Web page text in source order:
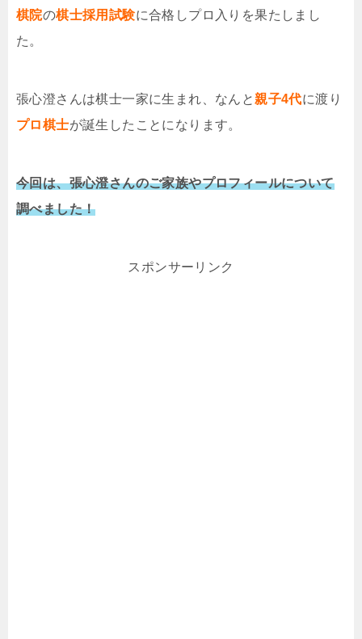
棋院の棋士採用試験に合格しプロ入りを果たしまし
た。
張心澄さんは棋士一家に生まれ、なんと親子4代に渡り
プロ棋士が誕生したことになります。
今回は、張心澄さんのご家族やプロフィールについて
調べました！
スポンサーリンク